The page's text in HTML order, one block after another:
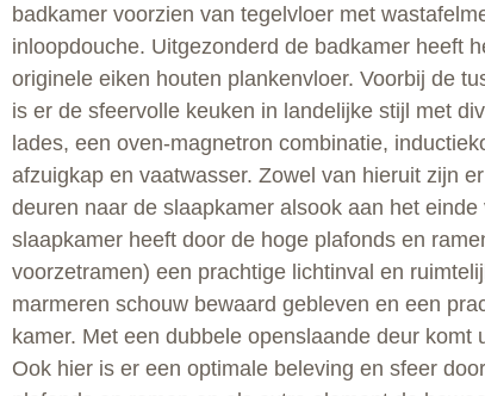
badkamer voorzien van tegelvloer met
inloopdouche. Uitgezonderd de badkamer heeft
originele eiken houten plankenvloer. Voorbij de
is er de sfeervolle keuken in landelijke stijl met
lades, een oven-magnetron combinatie,
afzuigkap en vaatwasser. Zowel van hieruit zijn
deuren naar de slaapkamer alsook aan het
slaapkamer heeft door de hoge plafonds en
voorzetramen) een prachtige lichtinval en
marmeren schouw bewaard gebleven en een
kamer. Met een dubbele openslaande deur komt
Ook hier is er een optimale beleving en sfeer